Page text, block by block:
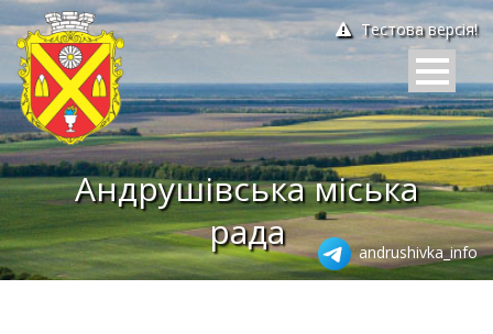
Тестова версія!
Андрушівська міська
рада
andrushivka_info